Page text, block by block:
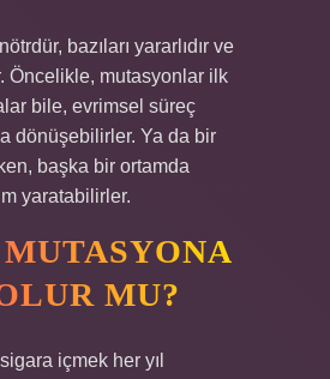
bazıları yararlıdır ve
Öncelikle, mutasyonlar ilk
bile, evrimsel süreç
dönüşebilirler. Ya da bir
başka bir ortamda
yaratabilirler.
MU?
içmek her yıl